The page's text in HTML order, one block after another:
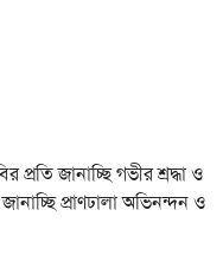
প্রতি জানাচ্ছি গভীর শ্রদ্ধা ও
প্রাণঢালা অভিনন্দন ও